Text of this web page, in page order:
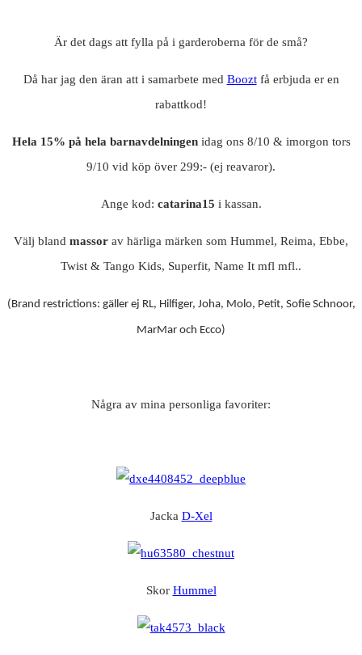
Är det dags att fylla på i garderoberna för de små?
Då har jag den äran att i samarbete med Booztfå erbjuda er en
rabattkod!
Hela 15% på hela barnavdelningenidag ons 8/10 & imorgon tors
9/10 vid köp över 299:- (ej reavaror).
Ange kod: catarina15 i kassan.
Välj bland massor av härliga märken som Hummel, Reima, Ebbe,
Twist & Tango Kids, Superfit, Name It mfl mfl..
(Brand restrictions: gäller ej RL, Hilfiger, Joha, Molo, Petit, Sofie Schnoor,
MarMar och Ecco)
Några av mina personliga favoriter:
Jacka D-Xel
Skor Hummel